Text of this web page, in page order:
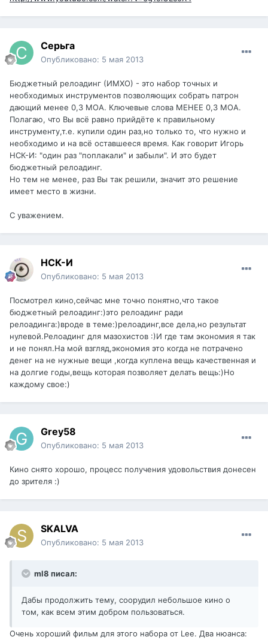
Серьга
Опубликовано: 5 мая 2013
Бюджетный релоадинг (ИМХО) - это набор точных и
необходимых инструментов позволяющих собрать патрон
дающий менее 0,3 МОА. Ключевые слова МЕНЕЕ 0,3 МОА.
Полагаю, что Вы всё равно прийдёте к правильному
инструменту,т.е. купили один раз,но только то, что нужно и
необходимо и на всё оставшееся время. Как говорит Игорь
НСК-И: "один раз "поплакали" и забыли". И это будет
бюджетный релоадинг.
Но тем не менее, раз Вы так решили, значит это решение
имеет место в жизни.
С уважением.
НСК-И
Опубликовано: 5 мая 2013
Посмотрел кино,сейчас мне точно понятно,что такое
бюджетный релоадинг:)это релоадинг ради
релоадинга:)вроде в теме:)релоадинг,все дела,но результат
нулевой.Релоадинг для мазохистов :)И где там экономия я так
и не понял.На мой взгляд,экономия это когда не потрачено
денег на не нужные вещи ,когда куплена вещь качественная и
на долгие годы,вещь которая позволяет делать вещь:)Но
каждому свое:)
Grey58
Опубликовано: 5 мая 2013
Кино снято хорошо, процесс получения удовольствия донесен
до зрителя :)
SKALVA
Опубликовано: 5 мая 2013
ml8 писал:
Дабы продолжить тему, соорудил небольшое кино о
том, как всем этим добром пользоваться.
Очень хороший фильм для этого набора от Lee. Два нюанса: